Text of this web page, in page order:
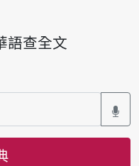
語查全文